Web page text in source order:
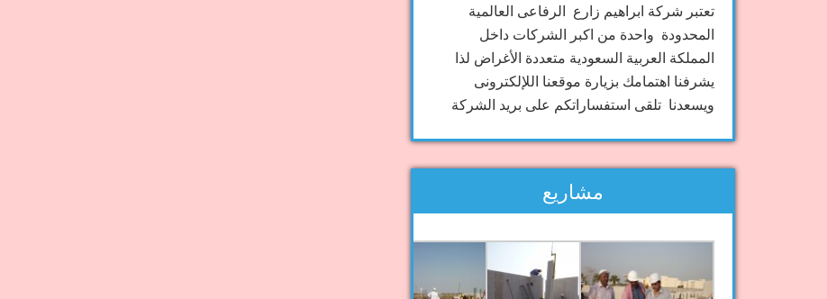
تعتبر شركة ابراهيم زارع الرفاعى العالمية
المحدودة واحدة من اكبر الشركات داخل
المملكة العربية السعودية متعددة الأغراض لذا
يشرفنا اهتمامك بزيارة موقعنا اللإلكترونى
ويسعدنا تلقى استفساراتكم على بريد الشركة
مشاريع